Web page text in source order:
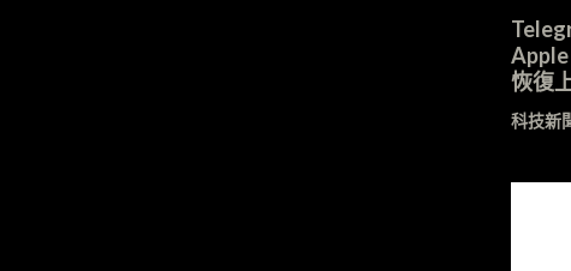
恢復
科技新